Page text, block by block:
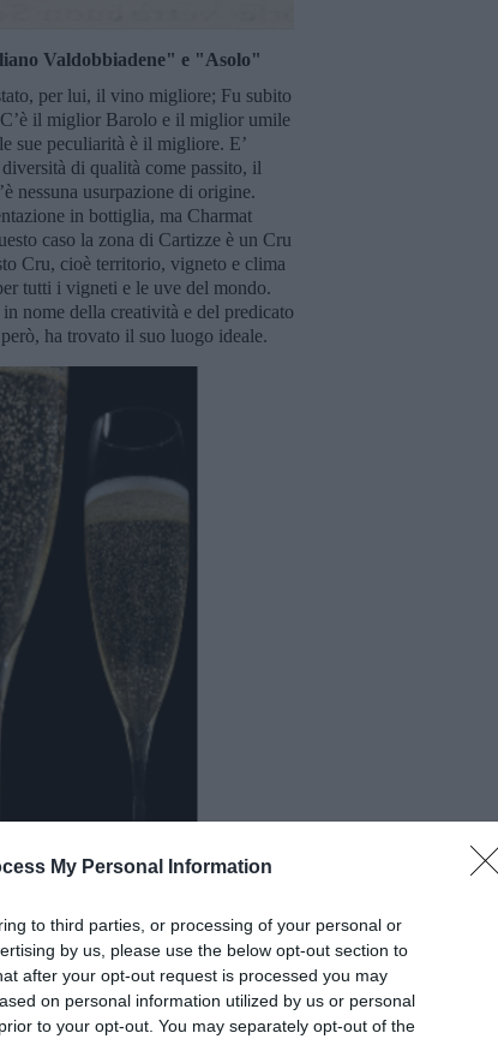
My Personal Information
to third parties, or processing of your personal or
by us, please use the below opt-out section to
after your opt-out request is processed you may
on personal information utilized by us or personal
to your opt-out. You may separately opt-out of the
Valdobbiadene" e "Asolo"
per lui, il vino migliore; Fu subito
il miglior Barolo e il miglior umile
sue peculiarità è il migliore. E’
di qualità come passito, il
nessuna usurpazione di origine.
in bottiglia, ma Charmat
caso la zona di Cartizze è un Cru
Cru, cioè territorio, vigneto e clima
tutti i vigneti e le uve del mondo.
nome della creatività e del predicato
ha trovato il suo luogo ideale.
dico che è il migliore in senso
sensazioni. Colore: giallo
persistente con sentori di piccoli
e persistente con sensazione di